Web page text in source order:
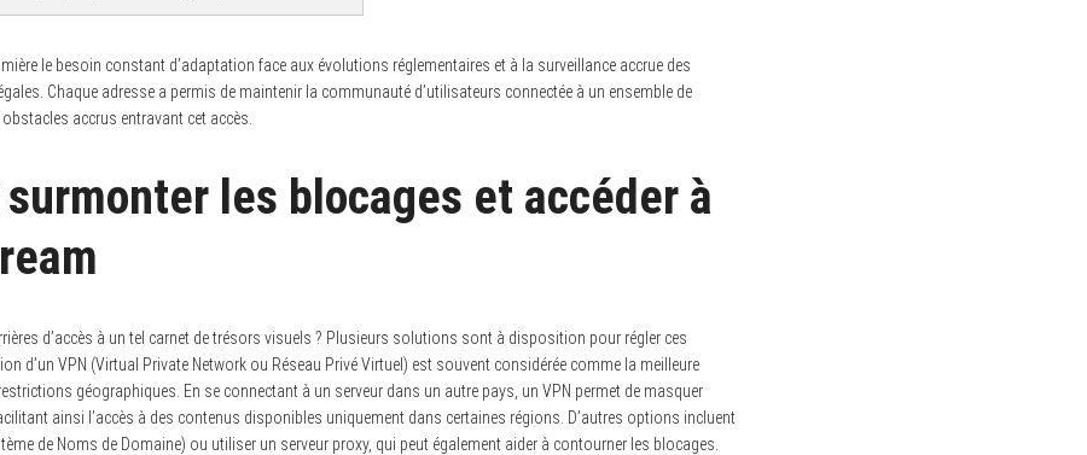
le besoin constant d’adaptation face aux évolutions réglementaires et à la surveillance accrue des
Chaque adresse a permis de maintenir la communauté d’utilisateurs connectée à un ensemble de
accrus entravant cet accès.
les blocages et accéder à
d’accès à un tel carnet de trésors visuels ? Plusieurs solutions sont à disposition pour régler ces
d’un VPN (Virtual Private Network ou Réseau Privé Virtuel) est souvent considérée comme la meilleure
géographiques. En se connectant à un serveur dans un autre pays, un VPN permet de masquer
ainsi l’accès à des contenus disponibles uniquement dans certaines régions. D’autres options incluent
de Noms de Domaine) ou utiliser un serveur proxy, qui peut également aider à contourner les blocages.